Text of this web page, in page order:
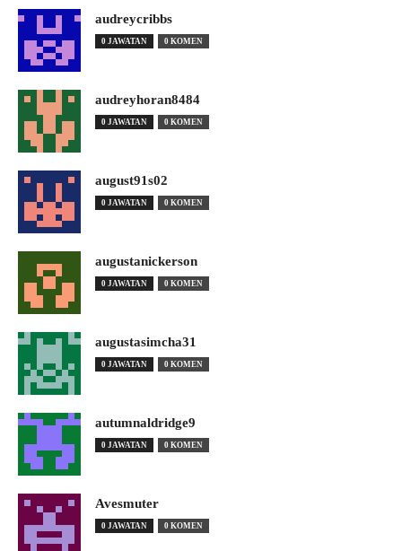
audreycribbs
0 JAWATAN 0 KOMEN
audreyhoran8484
0 JAWATAN 0 KOMEN
august91s02
0 JAWATAN 0 KOMEN
augustanickerson
0 JAWATAN 0 KOMEN
augustasimcha31
0 JAWATAN 0 KOMEN
autumnaldridge9
0 JAWATAN 0 KOMEN
Avesmuter
0 JAWATAN 0 KOMEN